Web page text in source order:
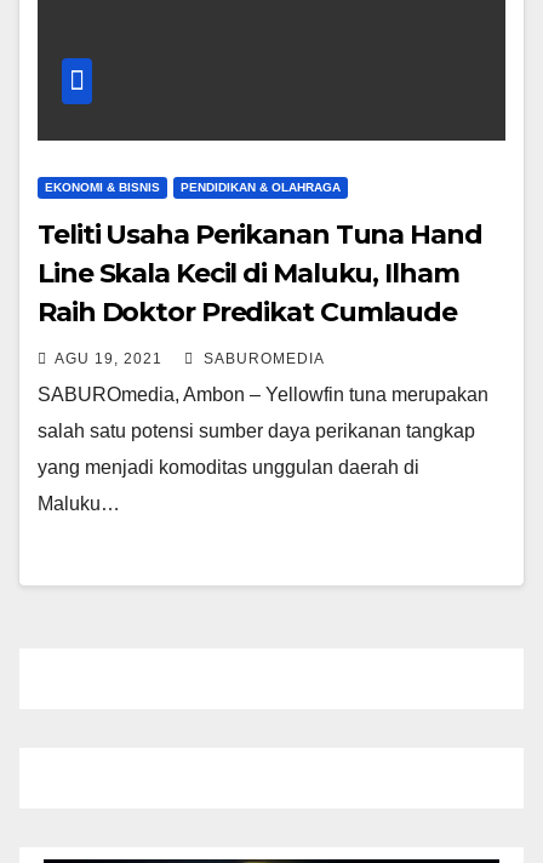
EKONOMI & BISNIS PENDIDIKAN & OLAHRAGA
Teliti Usaha Perikanan Tuna Hand
Line Skala Kecil di Maluku, Ilham
Raih Doktor Predikat Cumlaude
AGU 19, 2021 SABUROMEDIA
SABUROmedia, Ambon – Yellowfin tuna merupakan
salah satu potensi sumber daya perikanan tangkap
yang menjadi komoditas unggulan daerah di
Maluku…